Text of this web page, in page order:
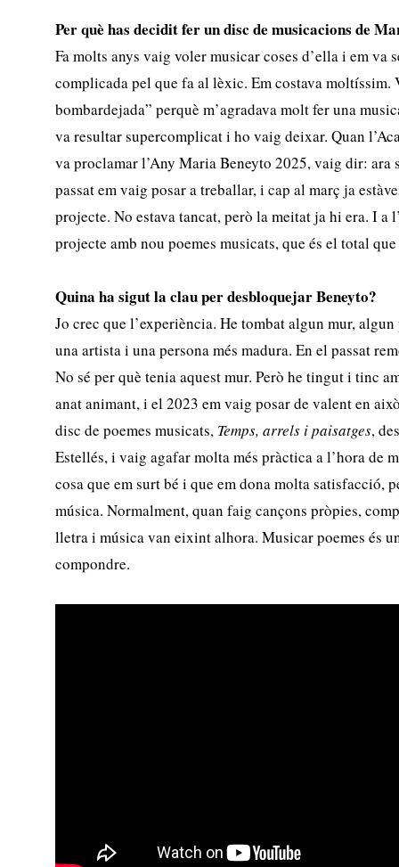
Per què has decidit fer un disc de musicacions de
Fa molts anys vaig voler musicar coses d’ella i em va
complicada pel que fa al lèxic. Em costava moltíssim.
bombardejada” perquè m’agradava molt fer una
va resultar supercomplicat i ho vaig deixar. Quan
va proclamar l’Any Maria Beneyto 2025, vaig dir: ara
passat em vaig posar a treballar, i cap al març ja
projecte. No estava tancat, però la meitat ja hi era. I a
projecte amb nou poemes musicats, que és el total
Quina ha sigut la clau per desbloquejar Beneyto?
Jo crec que l’experiència. He tombat algun mur,
una artista i una persona més madura. En el passat
No sé per què tenia aquest mur. Però he tingut i tinc
anat animant, i el 2023 em vaig posar de valent en
disc de poemes musicats, Temps, arrels i paisatges,
Estellés, i vaig agafar molta més pràctica a l’hora de
cosa que em surt bé i que em dona molta satisfacció,
música. Normalment, quan faig cançons pròpies,
lletra i música van eixint alhora. Musicar poemes és
compondre.